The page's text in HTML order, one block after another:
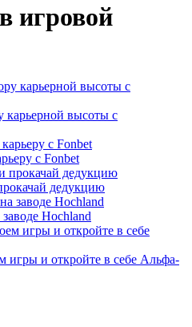
игровой
карьерной высоты с
с Fonbet
дедукцию
Hochland
игры и откройте в себе Альфа-